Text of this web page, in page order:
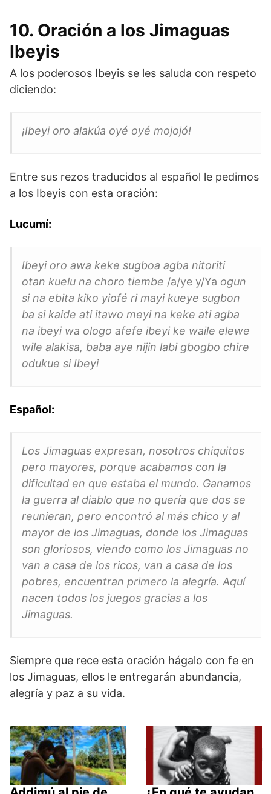
10. Oración a los Jimaguas
Ibeyis
A los poderosos Ibeyis se les saluda con respeto
diciendo:
¡Ibeyi oro alakúa oyé oyé mojojó!
Entre sus rezos traducidos al español le pedimos
a los Ibeyis con esta oración:
Lucumí:
Ibeyi oro awa keke sugboa agba nitoriti
otan kuelu na choro tiembe /a/ye y/Ya ogun
si na ebita kiko yiofé ri mayi kueye sugbon
ba si kaide ati itawo meyi na keke ati agba
na ibeyi wa ologo afefe ibeyi ke waile elewe
wile alakisa, baba aye nijin labi gbogbo chire
odukue si Ibeyi
Español:
Los Jimaguas expresan, nosotros chiquitos
pero mayores, porque acabamos con la
dificultad en que estaba el mundo. Ganamos
la guerra al diablo que no quería que dos se
reunieran, pero encontró al más chico y al
mayor de los Jimaguas, donde los Jimaguas
son gloriosos, viendo como los Jimaguas no
van a casa de los ricos, van a casa de los
pobres, encuentran primero la alegría. Aquí
nacen todos los juegos gracias a los
Jimaguas.
Siempre que rece esta oración hágalo con fe en
los Jimaguas, ellos le entregarán abundancia,
alegría y paz a su vida.